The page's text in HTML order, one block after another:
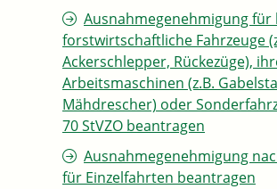
Ausnahmegenehmigung für
forstwirtschaftliche Fahrzeuge
Ackerschlepper, Rückezüge),
Arbeitsmaschinen (z.B.
Mähdrescher) oder
70 StVZO beantragen
Ausnahmegenehmigung
für Einzelfahrten beantragen